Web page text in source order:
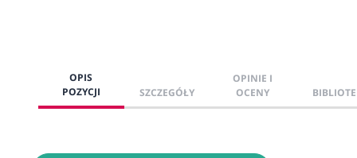
OPIS
POZYCJI
SZCZEGÓŁY
OPINIE I
OCENY